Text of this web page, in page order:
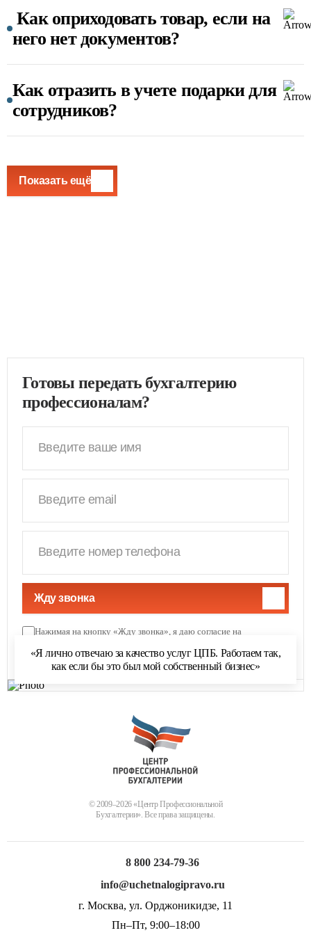
Как оприходовать товар, если на
него нет документов?
Как отразить в учете подарки для
сотрудников?
Показать ещё
Готовы передать бухгалтерию
профессионалам?
Жду звонка
Нажимая на кнопку «Жду звонка», я даю согласие на
политикой обработки персональных данных
«Я лично отвечаю за качество услуг ЦПБ. Работаем так,
как если бы это был мой собственный бизнес»
© 2009–2026 «Центр Профессиональной
Бухгалтерии». Все права защищены.
8 800 234-79-36
info@uchetnalogipravo.ru
г. Москва, ул. Орджоникидзе, 11
Пн–Пт, 9:00–18:00